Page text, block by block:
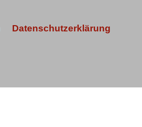
Datenschutzerklärung